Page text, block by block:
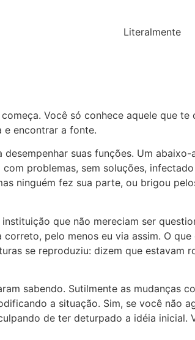
Literalmente
Você só conhece aquele que te
e encontrar a fonte.
suas funções. Um
problemas, sem soluções,
ninguém fez sua parte, ou brigou
que não mereciam ser
pelo menos eu via assim. O
se reproduziu: dizem que estavam
sabendo. Sutilmente as mudanças
a situação. Sim, se você não
de ter deturpado a idéia inicial.